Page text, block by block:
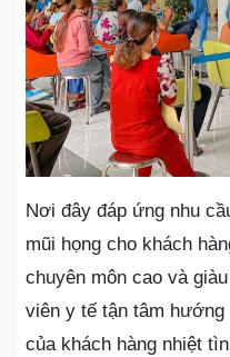
Nơi đây đáp ứng nhu
mũi họng cho khách
chuyên môn cao và
viên y tế tận tâm hướng
của khách hàng nhiệt